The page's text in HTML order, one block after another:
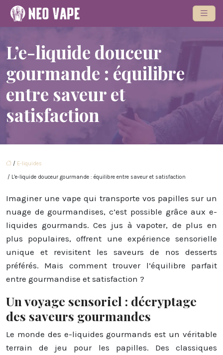
L’e-liquide douceur
gourmande : équilibre
entre saveur et
satisfaction
/ E-liquides
/ L’e-liquide douceur gourmande : équilibre entre saveur et satisfaction
Imaginer une vape qui transporte vos papilles sur un
nuage de gourmandises, c’est possible grâce aux e-
liquides gourmands. Ces jus à vapoter, de plus en
plus populaires, offrent une expérience sensorielle
unique et revisitent les saveurs de nos desserts
préférés. Mais comment trouver l’équilibre parfait
entre gourmandise et satisfaction ?
Un voyage sensoriel : décryptage
des saveurs gourmandes
Le monde des e-liquides gourmands est un véritable
terrain de jeu pour les papilles. Des classiques